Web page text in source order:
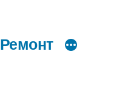
Ремонт